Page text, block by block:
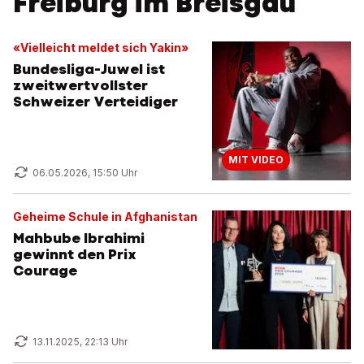
«Vielleicht meldet sich Yakin»
Bundesliga-Juwel ist
zweitwertvollster
Schweizer Verteidiger
06.05.2026, 15:50 Uhr
MIT VIDEO
Geheime Schule in Afghanistan
Mahbube Ibrahimi
gewinnt den Prix
Courage
13.11.2025, 22:13 Uhr